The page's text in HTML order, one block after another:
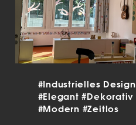
#Industrielles Design
#Elegant#Dekorativ
#Modern #Zeitlos